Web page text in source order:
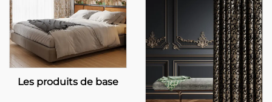
Les produits de base